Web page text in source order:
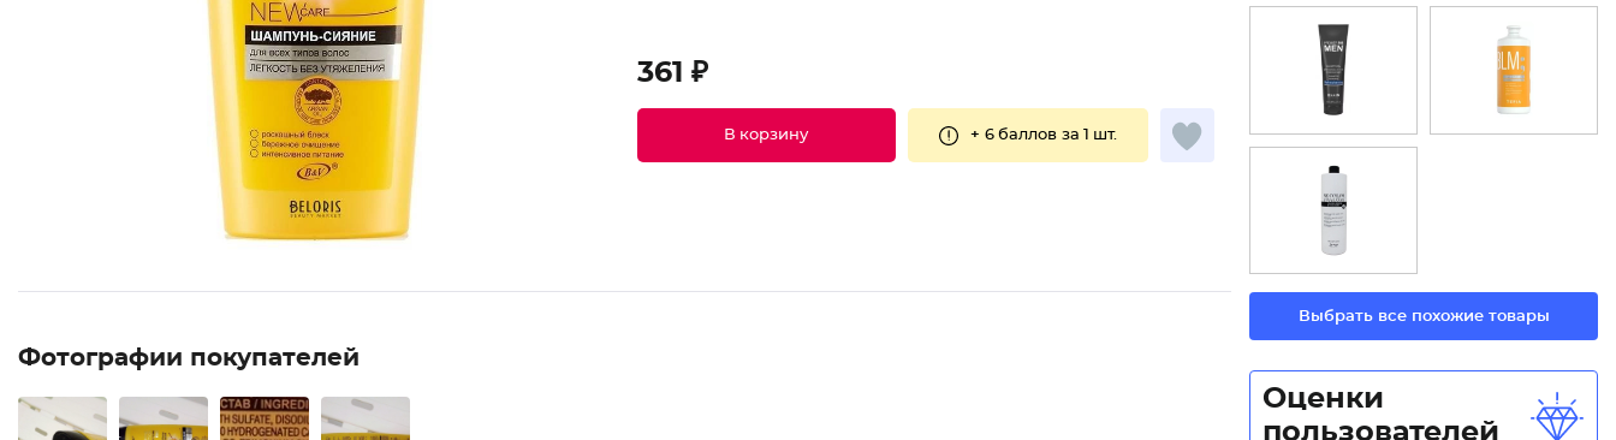
361 ₽
В корзину + 6 баллов за 1 шт.
Фотографии покупателей
Выбрать все похожие товары
Оценки
пользователей